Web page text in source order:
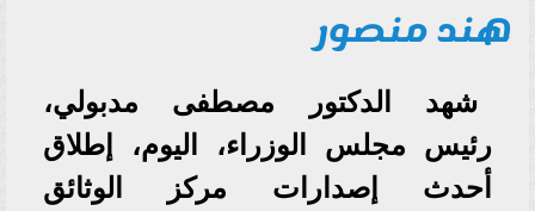
هند منصور
شهد الدكتور مصطفى مدبولي،
رئيس مجلس الوزراء، اليوم، إطلاق
أحدث إصدارات مركز الوثائق